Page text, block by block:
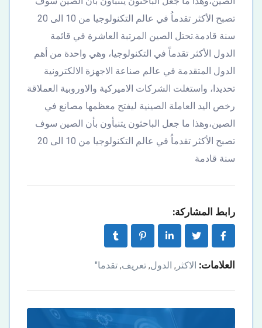
تصبح الأكثر تقدماُ في عالم التكنولوجيا من 10 الى 20
سنة قادمة.تحتل الصين المرتبة العاشرة في قائمة
الدول الأكثر تقدماً في التكنولوجيا، وهي واحدة من أهم
الدول المتقدمة في عالم صناعة الاجهزة الالكترونية
تحديدا، واستغلت الشركات الاميركية والاوروبية العملاقة
رخص اليد العاملة الصينية ليفتح معظمها مصانع في
الصين،وهذا ما جعل الباحثون يتنبأون بأن الصين سوف
تصبح الأكثر تقدماُ في عالم التكنولوجيا من 10 الى 20
سنة قادمة
رابط المشاركة:
العلامات: الاكثر , الدول, تعريف, تقدما"